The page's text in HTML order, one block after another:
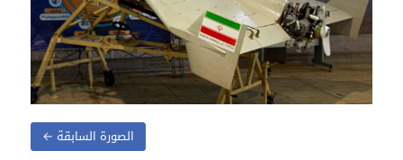
الصورة السابقة ←